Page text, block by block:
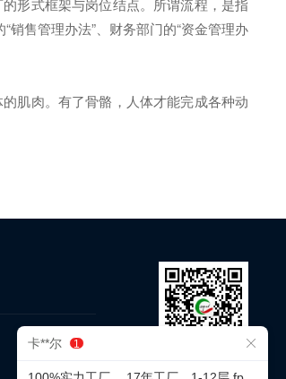
形式框架与岗位结点。所谓流程，是指
售管理办法”、财务部门的“资金管理办
肌肉。有了骨骼，人体才能完成各种动
微信公众号
卡**尔 1